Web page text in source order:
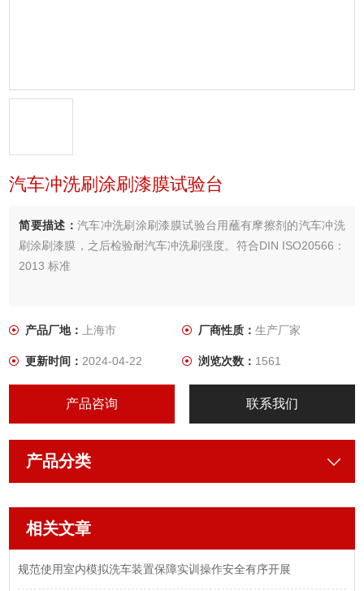
汽车冲洗刷涂刷漆膜试验台
简要描述： 汽车冲洗刷涂刷漆膜试验台用蘸有摩擦剂的汽车冲洗
刷涂刷漆膜，之后检验耐汽车冲洗刷强度。符合DIN ISO20566：
2013 标准
产品厂地：上海市 厂商性质： 生产厂家
更新时间：2024-04-22 浏览次数： 1561
产品咨询 联系我们
产品分类
相关文章
规范使用室内模拟洗车装置保障实训操作安全有序开展